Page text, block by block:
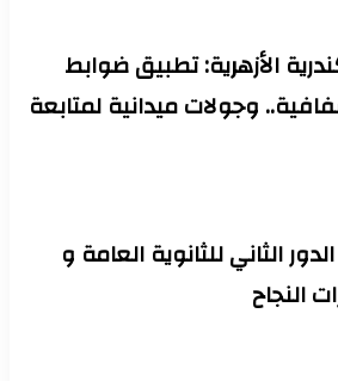
الأزهرية: تطبيق ضوابط
وجولات ميدانية لمتابعة
الثاني للثانوية العامة و
النجاح